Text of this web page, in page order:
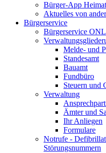
Bürger-App
Aktuelles von
Bürgerservice
Bürgerservice
Melde- und
Standesamt
Bauamt
Fundbüro
Steuern und
Verwaltung
Ämter und
Ihr Anliegen
Formulare
Notrufe -
Störungsnummern